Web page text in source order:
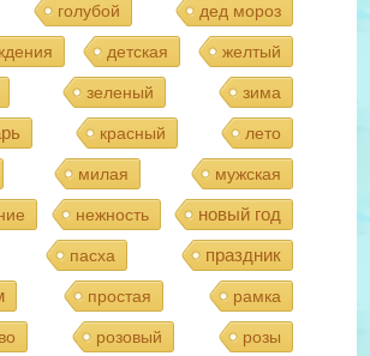
голубой дед мороз
детская желтый
зеленый зима
красный лето
милая мужская
нежность новый год
пасха
праздник
простая рамка
розовый розы